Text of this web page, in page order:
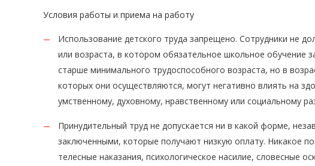
Условия работы и приема на работу
Использование детского труда запрещено. Сотрудники не
или возраста, в котором обязательное школьное обучение
старше минимального трудоспособного возраста, но в
которых они осуществляются, могут негативно влиять на
умственному, духовному, нравственному или социальному
Принудительный труд не допускается ни в какой форме,
заключенными, которые получают низкую оплату. Никакое
телесные наказания, психологическое насилие, словесные